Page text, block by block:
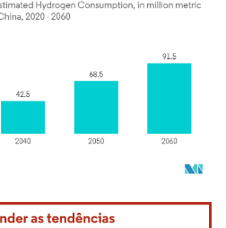
requer atribuição conforme CC BY 4.0.